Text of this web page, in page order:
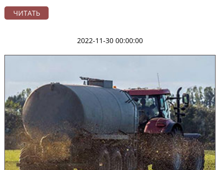
ЧИТАТЬ
2022-11-30 00:00:00